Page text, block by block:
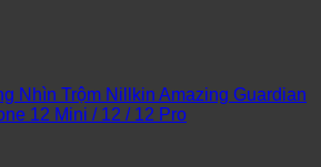
Nhìn Trộm Nillkin Amazing Guardian
12 Mini / 12 / 12 Pro